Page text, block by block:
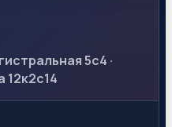
5с4 ·
12к2с14